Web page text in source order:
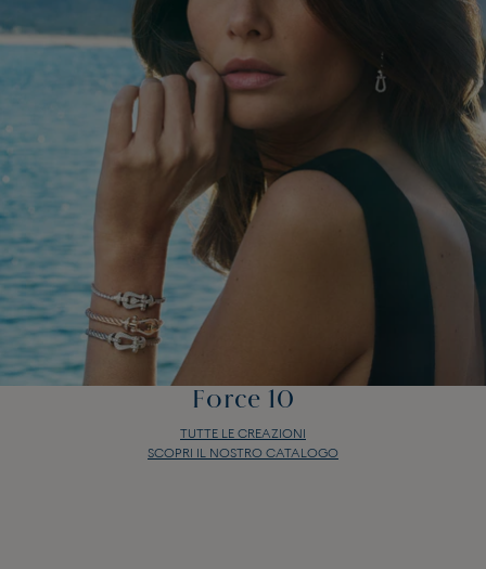
Force 10
TUTTE LE CREAZIONI
SCOPRI IL NOSTRO CATALOGO